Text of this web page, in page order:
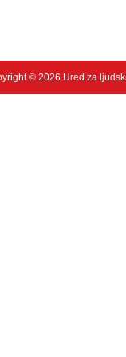
© 2026 Ured za